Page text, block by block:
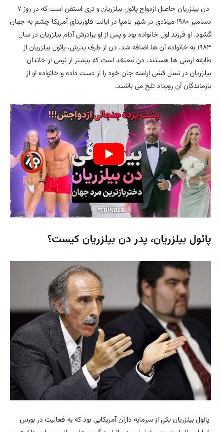
دن بیلزریان حاصل ازدواج پائول بیلزریان و تری استفن است که در روز ۷
دسامبر ۱۹۸۰ میلادی در شهر تامپا در ایالت فلوریدای آمریکا چشم به جهان
گشود. او فرزند اول خانواده بود و پس از او برادرش آدام بیلزریان در سال
۱۹۸۳ به خانواده آن ها اضافه شد. دن از طرف پدرش، پائول بیلزریان از
طایفه ارمنی ها هستند. دن معتقد است که بیشتر از نیمی از خاندان
بیلزریان در نسل کشی ارامنه جان خود را از دست داده و خانواده او از
بازماندگان آن رویداد تلخ می باشند.
پائول بیلزریان، پدر دن بیلزریان کیست؟
پائول بیلزریان یکی از سرمایه داران آمریکایی بود که به فعالیت در بورس